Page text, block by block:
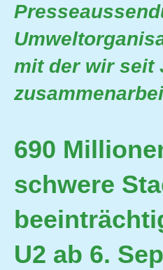
mit der wir seit
690
schwere
U2 ab 6.